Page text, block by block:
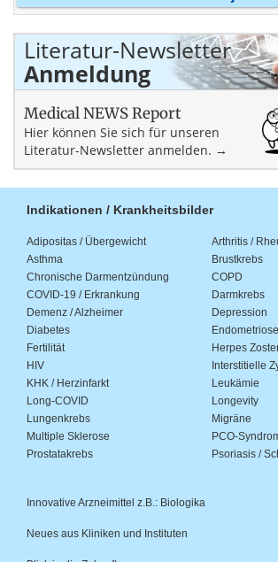
Literatur-Newsletter
Anmeldung
Medical NEWS Report
Hier können Sie sich für unseren
Literatur-Newsletter anmelden. →
Indikationen / Krankheitsbilder
Adipositas / Übergewicht
Arthritis /
Asthma
Brustkrebs
Chronische Darmentzündung
COPD
COVID-19 / Erkrankung
Darmkrebs
Demenz / Alzheimer
Depression
Diabetes
Endometriose
Fertilität
Herpes
HIV
Interstitielle
KHK / Herzinfarkt
Leukämie
Long-COVID
Longevity
Lungenkrebs
Migräne
Multiple Sklerose
PCO-
Prostatakrebs
Psoriasis /
Innovative Arzneimittel z.B.: Biologika
Neues aus Kliniken und Instituten